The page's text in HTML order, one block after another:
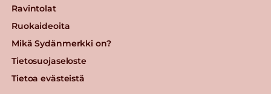
Ravintolat
Ruokaideoita
Mikä Sydänmerkki on?
Tietosuojaseloste
Tietoa evästeistä